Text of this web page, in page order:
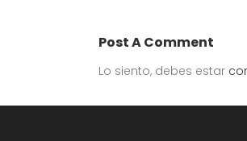
Post A Comment
Lo siento, debes estar